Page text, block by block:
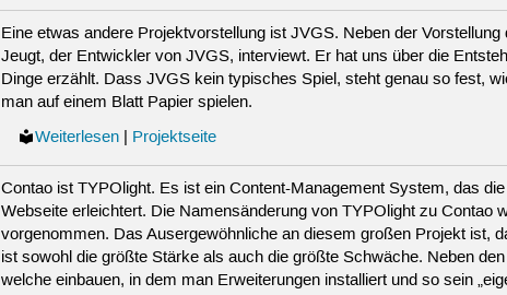
Eine etwas andere Projektvorstellung ist JVGS. Neben der
Jeugt, der Entwickler von JVGS, interviewt. Er hat uns über die
Dinge erzählt. Dass JVGS kein typisches Spiel, steht genau so fest,
man auf einem Blatt Papier spielen.
Weiterlesen| Projektseite
Contao ist TYPOlight. Es ist ein Content-Management System, das
Webseite erleichtert. Die Namensänderung von TYPOlight zu Contao
vorgenommen. Das Ausergewöhnliche an diesem großen Projekt ist,
ist sowohl die größte Stärke als auch die größte Schwäche. Neben
welche einbauen, in dem man Erweiterungen installiert und so sein